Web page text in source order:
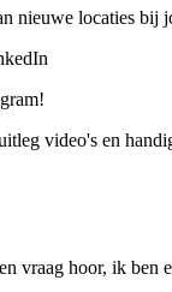
nieuwe locaties bij
video's en
vraag hoor, ik ben